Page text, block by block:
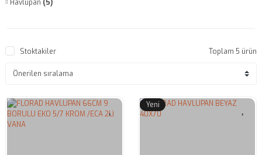
Havlupan (5)
Stoktakiler Toplam 5 ürün
Yeni